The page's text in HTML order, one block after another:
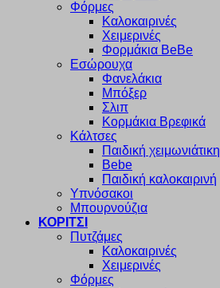
Φόρμες
Καλοκαιρινές
Χειμερινές
Φορμάκια BeBe
Εσώρουχα
Φανελάκια
Μπόξερ
Σλιπ
Κορμάκια Βρεφικά
Κάλτσες
Παιδική χειμωνιάτικη
Bebe
Παιδική καλοκαιρινή
Υπνόσακοι
Μπουρνούζια
ΚΟΡΙΤΣΙ
Πυτζάμες
Καλοκαιρινές
Χειμερινές
Φόρμες